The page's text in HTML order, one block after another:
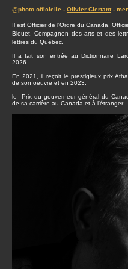
@photo officielle - Olivier Clertant-
Il est Officier de l'Ordre du Canada,
Bleuet, Compagnon des arts et des
lettres du Québec.
Il a fait son entrée au Dictionnaire
2026.
En 2021, il reçoit le prestigieux prix
de son oeuvre et en 2023,
le Prix du gouverneur général du
de sa carrière au Canada et à l'étranger.